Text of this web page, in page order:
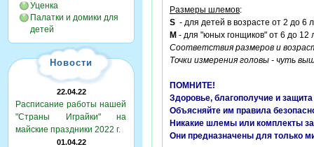
Уценка
Палатки и домики для
детей
Новости
22.04.22
Расписание работы нашей
"Страны Играйки" на
майские праздники 2022 г.
01.04.22
Размеры шлемов:
S - для детей в возрасте от 2 до 6
M - для "юных гонщиков" от 6 до 12
Соответствия размеров и
Точки измерения головы - чуть
ПОМНИТЕ!
Здоровье, благополучие и
Объясняйте им правила
Никакие шлемы или комплекты
Они предназначены для только